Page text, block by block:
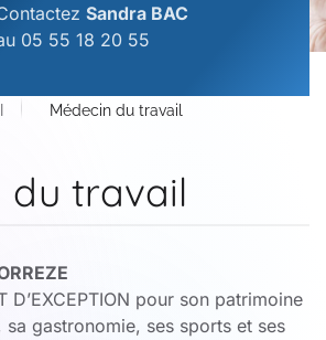
Sandra BAC
05 55 18 20 55
Médecin du travail
du travail
D’EXCEPTION pour son patrimoine
sa gastronomie, ses sports et ses